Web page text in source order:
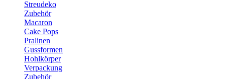
Streudeko
Zubehör
Macaron
Cake Pops
Pralinen
Gussformen
Hohlkörper
Verpackung
Zubehör